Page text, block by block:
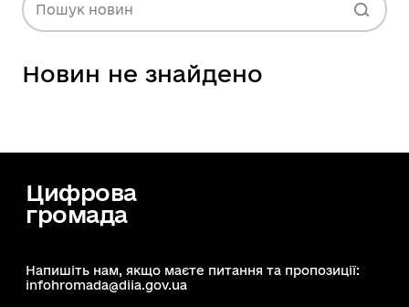
База знань
Новини
Пошук новин
Новин не знайдено
Цифрова
громада
Напишіть нам, якщо маєте питання та пропозиції:
infohromada@diia.gov.ua